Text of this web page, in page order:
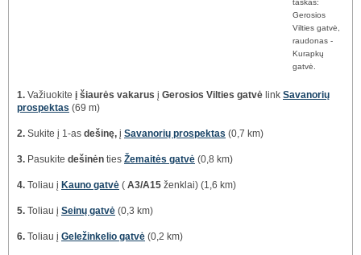
taškas:
Gerosios
Vilties gatvė,
raudonas -
Kurapkų
gatvė.
1. Važiuokite į šiaurės vakarus į Gerosios Vilties gatvė link Savanorių
prospektas (69 m)
2. Sukite į 1-as dešinę, į Savanorių prospektas (0,7 km)
3. Pasukite dešinėn ties Žemaitės gatvė (0,8 km)
4. Toliau į Kauno gatvė ( A3/A15 ženklai) (1,6 km)
5. Toliau į Seinų gatvė (0,3 km)
6. Toliau į Geležinkelio gatvė (0,2 km)